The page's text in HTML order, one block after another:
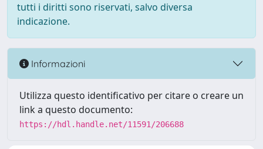
tutti i diritti sono riservati, salvo diversa
indicazione.
Informazioni
Utilizza questo identificativo per citare o creare un
link a questo documento:
https://hdl.handle.net/11591/206688